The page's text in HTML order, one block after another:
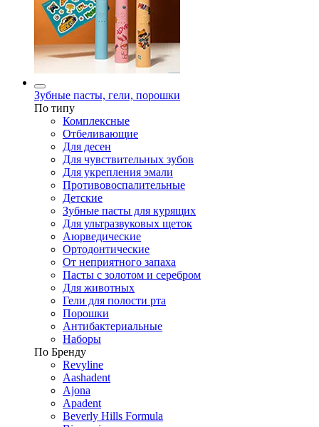
Зубные пасты, гели, порошки
По типу
Комплексные
Отбеливающие
Для десен
Для чувствительных зубов
Для укрепления эмали
Противовоспалительные
Детские
Зубные пасты для курящих
Для ультразвуковых щеток
Аюрведические
Ортодонтические
От неприятного запаха
Пасты с золотом и серебром
Для животных
Гели для полости рта
Порошки
Антибактериальные
Наборы
По Бренду
Revyline
Aashadent
Ajona
Apadent
Beverly Hills Formula